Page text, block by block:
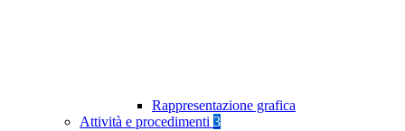
Rappresentazione grafica
Attività e procedimenti 3